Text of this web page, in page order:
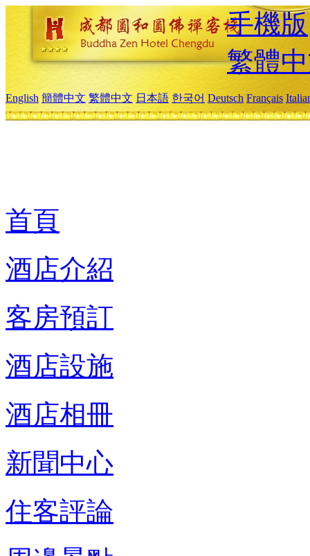
手機版
繁體
English 簡體中文 繁體中文 日本語 한국어 Deutsch Français
首頁
酒店介紹
客房預訂
酒店設施
酒店相冊
新聞中心
住客評論